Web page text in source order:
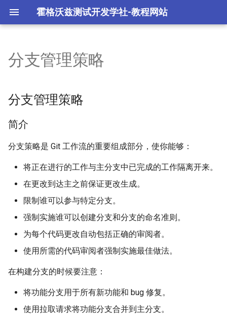
霍格沃兹测试开发学社-教程网站
Git 环境配置
Git 工作流程
Git 常用命令
Gitlab 实战
Github 实战
Gitee 实战
Git 客户端与 IDE 实战
分支管理策略
简介
操作步骤
创建分支
查看分支
删除分支
Git不同网站配置不同ssh秘钥
分支管理策略
分支管理策略
简介
分支策略是 Git 工作流的重要组成部分，使你能够：
将正在进行的工作与主分支中已完成的工作隔离开来。
在更改到达主之前保证更改生成。
限制谁可以参与特定分支。
强制实施谁可以创建分支和分支的命名准则。
为每个代码更改自动包括正确的审阅者。
使用所需的代码审阅者强制实施最佳做法。
在构建分支的时候要注意：
将功能分支用于所有新功能和 bug 修复。
使用拉取请求将功能分支合并到主分支。